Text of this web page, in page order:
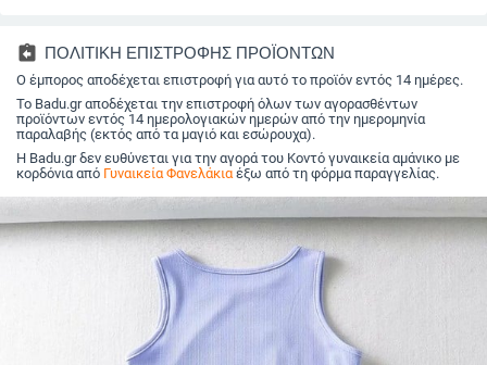
Neck, Μοντέρνο
Αμάνικο Μπλούζα
assignment_return ΠΟΛΙΤΙΚΗ ΕΠΙΣΤΡΟΦΗΣ ΠΡΟΪΟΝΤΩΝ
Ο έμπορος αποδέχεται επιστροφή για αυτό το προϊόν εντός 14 ημέρες.
Το Badu.gr αποδέχεται την επιστροφή όλων των αγορασθέντων
προϊόντων εντός 14 ημερολογιακών ημερών από την ημερομηνία
παραλαβής (εκτός από τα μαγιό και εσώρουχα).
Η Badu.gr δεν ευθύνεται για την αγορά του Κοντό γυναικεία αμάνικο με
κορδόνια από Γυναικεία Φανελάκιαέξω από τη φόρμα παραγγελίας.